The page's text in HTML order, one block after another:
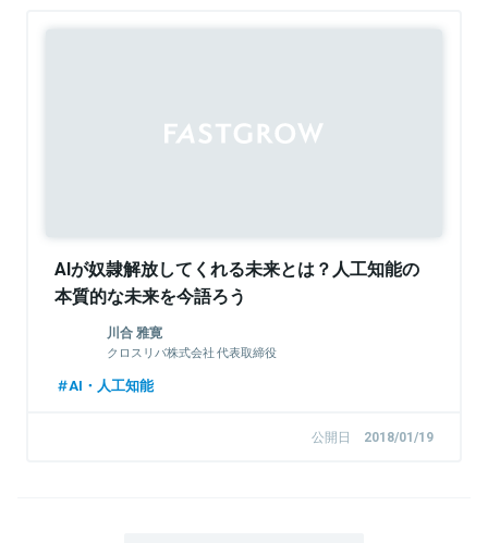
AIが奴隷解放してくれる未来とは？人工知能の
本質的な未来を今語ろう
川合 雅寛
クロスリバ株式会社 代表取締役
AI・人工知能
公開日 2018/01/19